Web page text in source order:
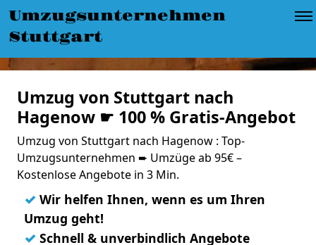
Umzugsunternehmen
Stuttgart
Umzug von Stuttgart nach
Hagenow ☛ 100 % Gratis-Angebot
Umzug von Stuttgart nach Hagenow : Top-
Umzugsunternehmen ➨ Umzüge ab 95€ –
Kostenlose Angebote in 3 Min.
✓ Wir helfen Ihnen, wenn es um Ihren
Umzug geht!
✓ Schnell & unverbindlich Angebote